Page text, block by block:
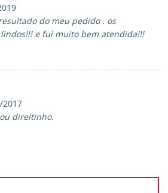
do meu pedido . os
e fui muito bem atendida!!!
2017
direitinho.